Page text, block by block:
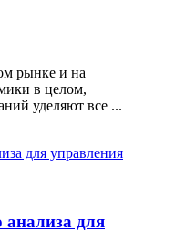
рынке и на
в целом,
уделяют все ...
анализа для